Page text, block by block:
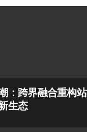
：跨界融合重构站
生态